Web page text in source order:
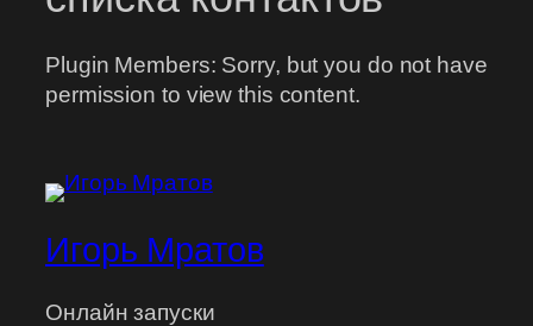
Plugin Members: Sorry, but you do not have
permission to view this content.
Игорь Мратов
Онлайн запуски